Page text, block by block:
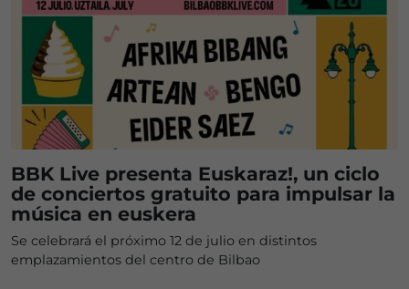
BBK Live presenta Euskaraz!, un ciclo
de conciertos gratuito para impulsar la
música en euskera
Se celebrará el próximo 12 de julio en distintos
emplazamientos del centro de Bilbao